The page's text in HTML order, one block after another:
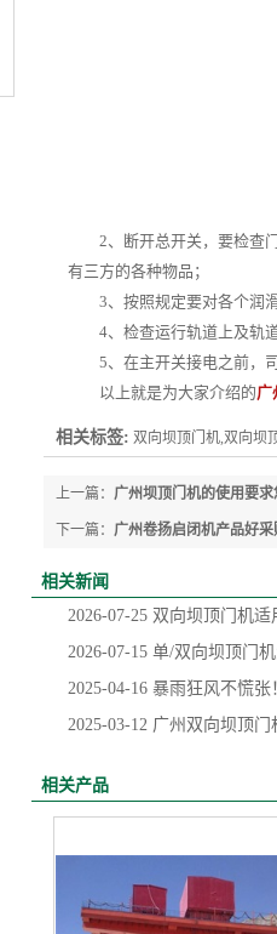
2、断开总开关，要检查门
有三方的各种物品；
3、按照规定要对各个润滑
4、检查运行轨道上及轨道
5、在主开关接电之前，司
以上就是为大家介绍的广
相关标签: 双向坝顶门机,双向坝
上一篇： 广州坝顶门机的使用要
下一篇： 广州卷扬启闭机产品好
相关新闻
2026-07-25 双向坝顶门机适
2026-07-15 单/双向坝顶门
2025-04-16 暴雨狂风不慌张
2025-03-12 广州双向坝顶
相关产品